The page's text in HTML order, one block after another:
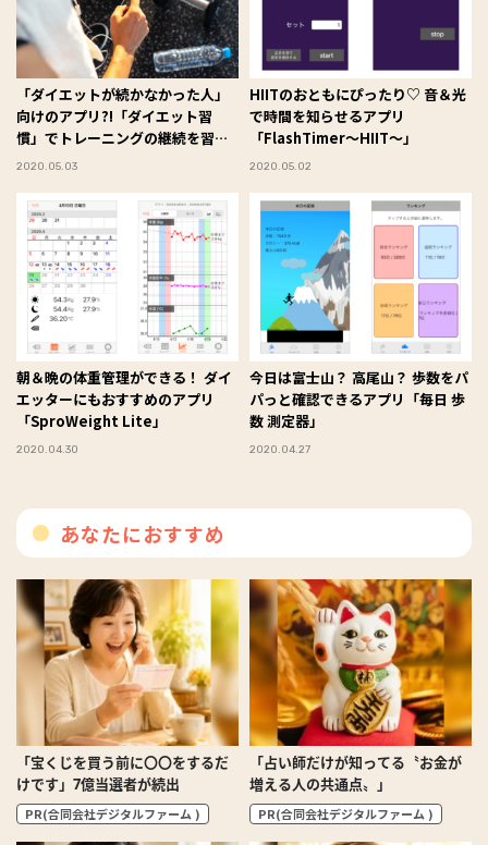
「ダイエットが続かなかった人」
向けのアプリ?!「ダイエット習
慣」でトレーニングの継続を習慣
化しよう♪
2020.05.03
HIITのおともにぴったり♡ 音＆光
で時間を知らせるアプリ
「FlashTimer～HIIT～」
2020.05.02
朝＆晩の体重管理ができる！ ダイ
エッターにもおすすめのアプリ
「SproWeight Lite」
2020.04.30
今日は富士山？ 高尾山？ 歩数をパ
パっと確認できるアプリ「毎日 歩
数 測定器」
2020.04.27
あなたにおすすめ
「宝くじを買う前に〇〇をするだ
けです」7億当選者が続出
PR(合同会社デジタルファーム )
「占い師だけが知ってる〝お金が
増える人の共通点〟」
PR(合同会社デジタルファーム )